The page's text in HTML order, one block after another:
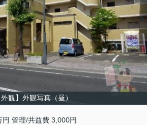
外観】外観写真（昼）
管理/共益費 3,000円